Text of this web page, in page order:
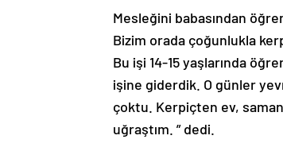
Mesleğini babasından
Bizim orada çoğunlukla
Bu işi 14-15 yaşlarında
işine giderdik. O günler
çoktu. Kerpiçten ev,
uğraştım. ” dedi.